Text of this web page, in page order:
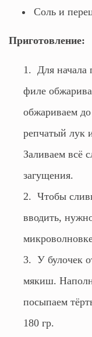
Соль и
Приготовление:
Для начала
филе
обжариваем
репчатый лук
Заливаем всё
загущения.
Чтобы
вводить,
У булочек
мякиш.
посыпаем
180 гр.